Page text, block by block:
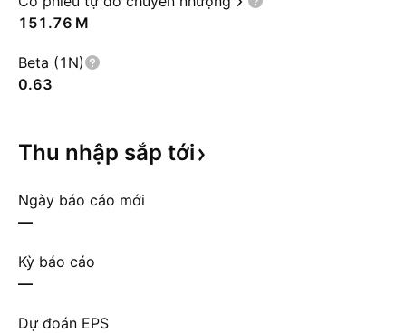
‪151.76 M‬
Beta (1N)
0.63
Thu nhập sắp tới
Ngày báo cáo mới
—
Kỳ báo cáo
—
Dự đoán EPS